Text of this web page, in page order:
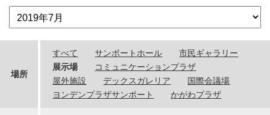
場所
すべて サンポートホール
市民ギャラリー
展示場
コミュニケーションプラザ
屋外施設
デックスガレリア
国際会議場
ヨンデンプラザサンポート
かがわプラザ